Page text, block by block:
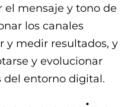
el mensaje y tono de
los canales
y medir resultados, y
y evolucionar
del entorno digital.